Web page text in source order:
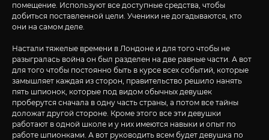
помещение. Используют все доступные средства, чтобы
добиться поставленной цели. Ученики не догадываются, кто
они на самом деле.
Настали тяжелые времени в Лондоне и для того чтобы не
разыгралась война он был разделен на две равные части. А вот
для того чтобы постоянно быть в курсе всех событий, которые
замышляет каждая из сторон, правительство решило нанять
пять шпионок, которые под видом обычных девушек
проберутся сначала в одну часть страны, а потом все тайны
доложат другой стороне. Кроме этого все эти девушки
работают в одной школе и у них имеются навыки и опыт по
работе шпионками. А вот руководить всем будет девушка по